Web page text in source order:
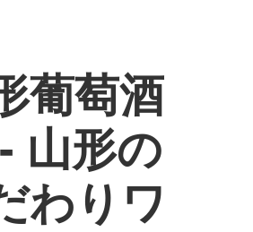
葡萄酒
山形の
わりワ